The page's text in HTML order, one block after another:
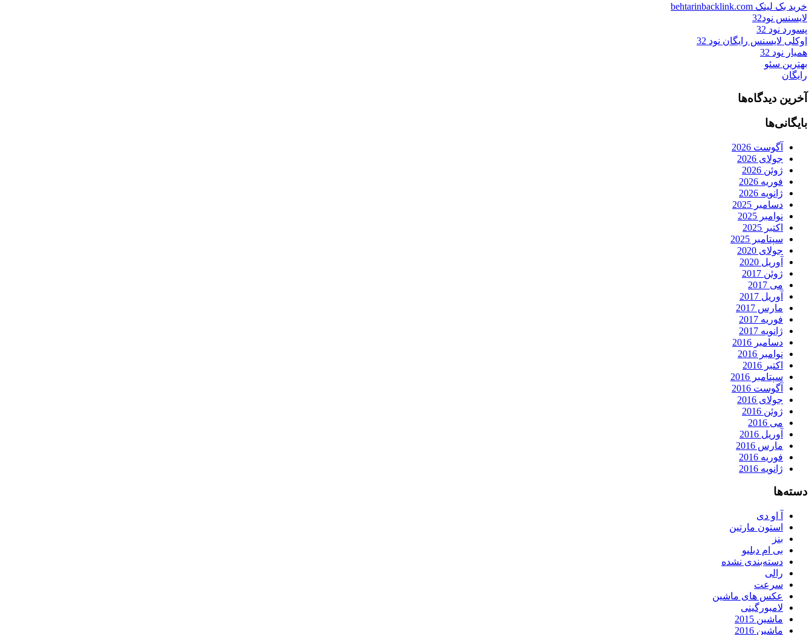
خرید بک لینک behtarinbacklink.com
لایسنس نود32
پسورد نود 32
اوکلی لایسنس رایگان نود 32
همیار نود 32
بهترین سئو
رایگان
آخرین دیدگاه‌ها
بایگانی‌ها
آگوست 2026
جولای 2026
ژوئن 2026
فوریه 2026
ژانویه 2026
دسامبر 2025
نوامبر 2025
اکتبر 2025
سپتامبر 2025
جولای 2020
آوریل 2020
ژوئن 2017
می 2017
آوریل 2017
مارس 2017
فوریه 2017
ژانویه 2017
دسامبر 2016
نوامبر 2016
اکتبر 2016
سپتامبر 2016
آگوست 2016
جولای 2016
ژوئن 2016
می 2016
آوریل 2016
مارس 2016
فوریه 2016
ژانویه 2016
دسته‌ها
آ او دی
استون مارتین
بنز
بی ام دبلیو
دسته‌بندی نشده
رالی
سرعت
عکس های ماشین
لامبورگینی
ماشین 2015
ماشین 2016